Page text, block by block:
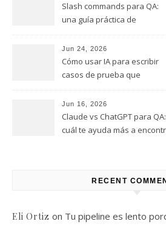
Slash commands para QA:
una guía práctica de
empezar a usar hoy
Jun 24, 2026
Cómo usar IA para escribir
casos de prueba que
Jun 16, 2026
Claude vs ChatGPT para QA:
cuál te ayuda más a
RECENT
Eli Ortiz on Tu pipeline es lento